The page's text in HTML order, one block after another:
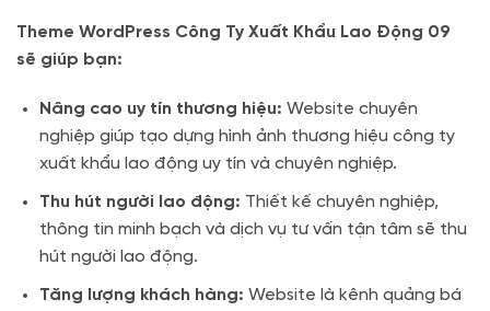
Theme WordPress Công Ty Xuất Khẩu Lao Động 09
sẽ giúp bạn:
Nâng cao uy tín thương hiệu: Website chuyên
nghiệp giúp tạo dựng hình ảnh thương hiệu công ty
xuất khẩu lao động uy tín và chuyên nghiệp.
Thu hút người lao động: Thiết kế chuyên nghiệp,
thông tin minh bạch và dịch vụ tư vấn tận tâm sẽ thu
hút người lao động.
Tăng lượng khách hàng: Website là kênh quảng bá